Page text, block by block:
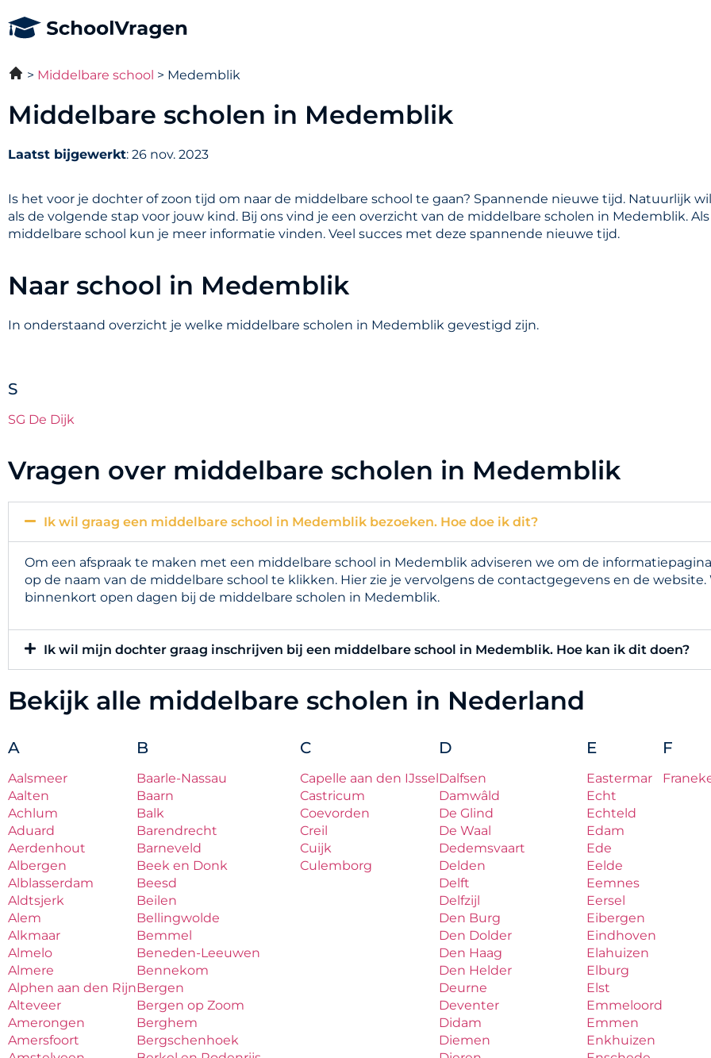
Middelbare school Medemblik
Middelbare scholen in Medemblik
Laatst bijgewerkt: 26 nov. 2023
Is het voor je dochter of zoon tijd om naar de middelbare school te gaan? Spannende nieuwe tijd. Natuurlijk
als de volgende stap voor jouw kind. Bij ons vind je een overzicht van de middelbare scholen in Medemblik.
middelbare school kun je meer informatie vinden. Veel succes met deze spannende nieuwe tijd.
Naar school in Medemblik
In onderstaand overzicht je welke middelbare scholen in Medemblik gevestigd zijn.
S
SG De Dijk
Vragen over middelbare scholen in Medemblik
Ik wil graag een middelbare school in Medemblik bezoeken. Hoe doe ik dit?
Om een afspraak te maken met een middelbare school in Medemblik adviseren we om de
op de naam van de middelbare school te klikken. Hier zie je vervolgens de contactgegevens en de
binnenkort open dagen bij de middelbare scholen in Medemblik.
Ik wil mijn dochter graag inschrijven bij een middelbare school in Medemblik. Hoe kan ik dit doen?
Bekijk alle middelbare scholen in Nederland
A
Aalsmeer
Aalten
Achlum
Aduard
Aerdenhout
Albergen
Alblasserdam
Aldtsjerk
Alem
Alkmaar
Almelo
Almere
Alphen aan den Rijn
Alteveer
Amerongen
Amersfoort
B
Baarle-Nassau
Baarn
Balk
Barendrecht
Barneveld
Beek en Donk
Beesd
Beilen
Bellingwolde
Bemmel
Beneden-Leeuwen
Bennekom
Bergen
Bergen op Zoom
Berghem
Bergschenhoek
C
Capelle aan den IJssel
Castricum
Coevorden
Creil
Cuijk
Culemborg
D
Dalfsen
Damwâld
De Glind
De Waal
Dedemsvaart
Delden
Delft
Delfzijl
Den Burg
Den Dolder
Den Haag
Den Helder
Deurne
Deventer
Didam
Diemen
E
Eastermar
Echt
Echteld
Edam
Ede
Eelde
Eemnes
Eersel
Eibergen
Eindhoven
Elahuizen
Elburg
Elst
Emmeloord
Emmen
Enkhuizen
F